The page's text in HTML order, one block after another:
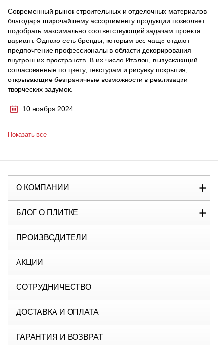
Современный рынок строительных и отделочных материалов
благодаря широчайшему ассортименту продукции позволяет
подобрать максимально соответствующий задачам проекта
вариант. Однако есть бренды, которым все чаще отдают
предпочтение профессионалы в области декорирования
внутренних пространств. В их числе Италон, выпускающий
согласованные по цвету, текстурам и рисунку покрытия,
открывающие безграничные возможности в реализации
творческих задумок.
10 ноября 2024
Показать все
О КОМПАНИИ
БЛОГ О ПЛИТКЕ
ПРОИЗВОДИТЕЛИ
АКЦИИ
СОТРУДНИЧЕСТВО
ДОСТАВКА И ОПЛАТА
ГАРАНТИЯ И ВОЗВРАТ